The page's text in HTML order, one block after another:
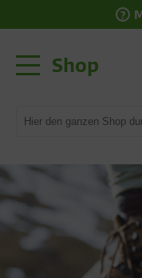
Shop